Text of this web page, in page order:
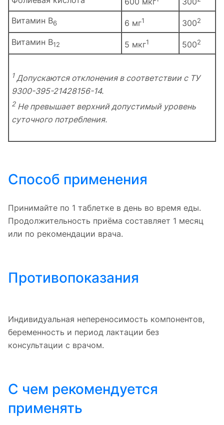
Витамин B6 6 мг1 3002
Витамин B12 5 мкг1 5002
1 Допускаются отклонения в соответствии с ТУ
9300-395-21428156-14.
2 Не превышает верхний допустимый уровень
суточного потребления.
Способ применения
Принимайте по 1 таблетке в день во время еды.
Продолжительность приёма составляет 1 месяц
или по рекомендации врача.
Противопоказания
Индивидуальная непереносимость компонентов,
беременность и период лактации без
консультации с врачом.
С чем рекомендуется
применять